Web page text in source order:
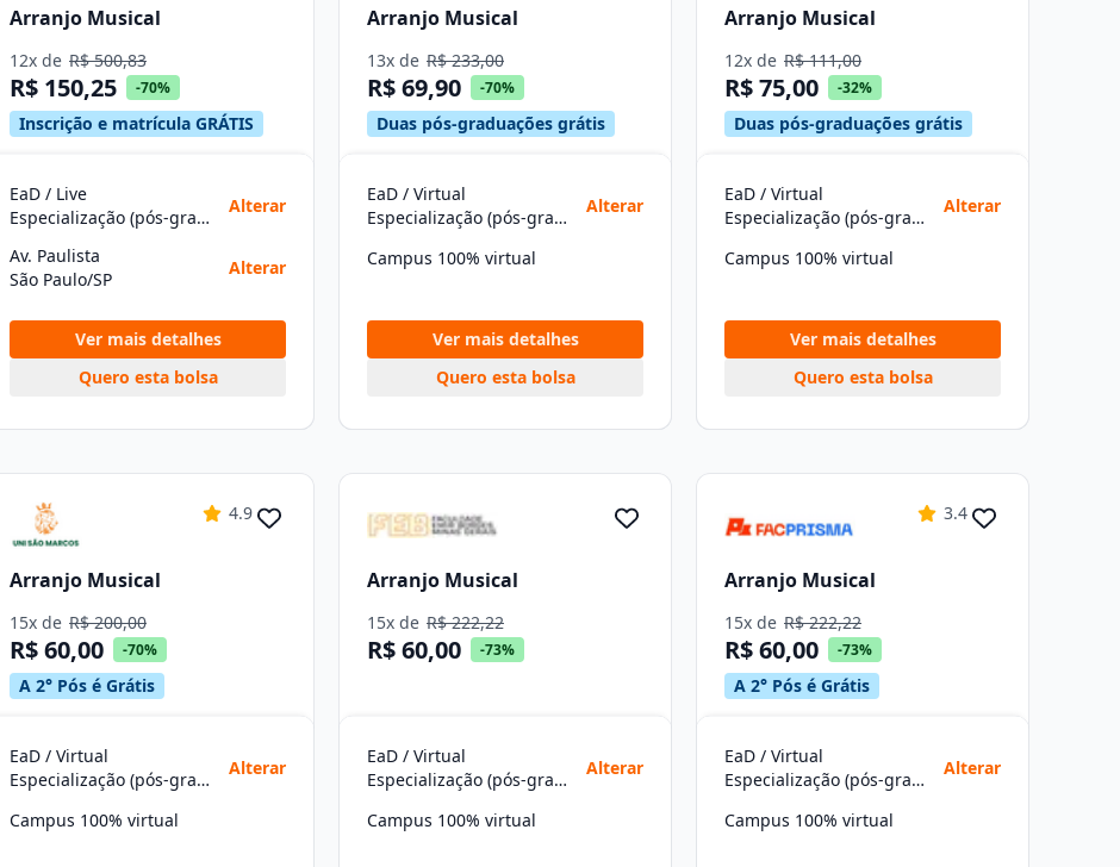
Arranjo Musical
12x de R$ 500,83
R$ 150,25 -70%
Inscrição e matrícula GRÁTIS
EaD / Live
Especialização (pós-graduação)
Alterar
Av. Paulista
São Paulo/SP
Alterar
Ver mais detalhes
Quero esta bolsa
Arranjo Musical
13x de R$ 233,00
R$ 69,90 -70%
Duas pós-graduações grátis
EaD / Virtual
Especialização (pós-graduação)
Alterar
Campus 100% virtual
Ver mais detalhes
Quero esta bolsa
Arranjo Musical
12x de R$ 111,00
R$ 75,00 -32%
Duas pós-graduações grátis
EaD / Virtual
Especialização (pós-graduação)
Alterar
Campus 100% virtual
Ver mais detalhes
Quero esta bolsa
4.9
Arranjo Musical
15x de R$ 200,00
R$ 60,00 -70%
A 2° Pós é Grátis
EaD / Virtual
Especialização (pós-graduação)
Alterar
Campus 100% virtual
Arranjo Musical
15x de R$ 222,22
R$ 60,00 -73%
EaD / Virtual
Especialização (pós-graduação)
Alterar
Campus 100% virtual
3.4
Arranjo Musical
15x de R$ 222,22
R$ 60,00 -73%
A 2° Pós é Grátis
EaD / Virtual
Especialização (pós-graduação)
Alterar
Campus 100% virtual